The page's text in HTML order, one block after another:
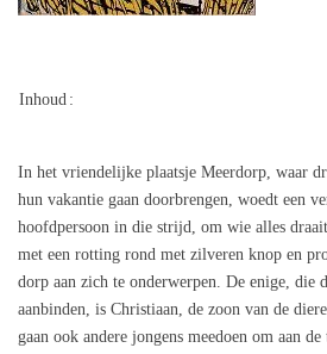
Inhoud :
In het vriendelijke plaatsje Meerdorp, waar
hun vakantie gaan doorbrengen, woedt een
hoofdpersoon in die strijd, om wie alles
met een rotting rond met zilveren knop en
dorp aan zich te onderwerpen. De enige, die
aanbinden, is Christiaan, de zoon van de
gaan ook andere jongens meedoen om aan